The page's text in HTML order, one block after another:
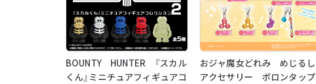
BOUNTY HUNTER 『スカル
くん』ミニチュアフィギュアコ
おジャ魔女どれみ めじるし
アクセサリー ポロンタップ